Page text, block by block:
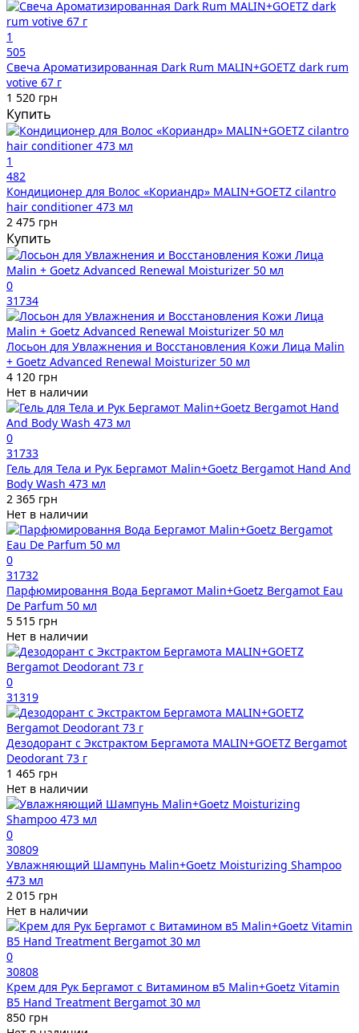
1
505
Свеча Ароматизированная Dark Rum MALIN+GOETZ dark rum
votive 67 г
1 520 грн
Купить
1
482
Кондиционер для Волос «Кориандр» MALIN+GOETZ cilantro
hair conditioner 473 мл
2 475 грн
Купить
0
31734
Лосьон для Увлажнения и Восстановления Кожи Лица Malin
+ Goetz Advanced Renewal Moisturizer 50 мл
4 120 грн
Нет в наличии
0
31733
Гель для Тела и Рук Бергамот Malin+Goetz Bergamot Hand And
Body Wash 473 мл
2 365 грн
Нет в наличии
0
31732
Парфюмировання Вода Бергамот Malin+Goetz Bergamot Eau
De Parfum 50 мл
5 515 грн
Нет в наличии
0
31319
Дезодорант с Экстрактом Бергамота MALIN+GOETZ Bergamot
Deodorant 73 г
1 465 грн
Нет в наличии
0
30809
Увлажняющий Шампунь Malin+Goetz Moisturizing Shampoo
473 мл
2 015 грн
Нет в наличии
0
30808
Крем для Рук Бергамот с Витамином в5 Malin+Goetz Vitamin
B5 Hand Treatment Bergamot 30 мл
850 грн